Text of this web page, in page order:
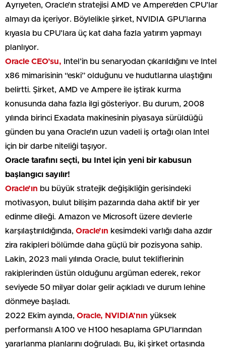
Ayrıyeten, Oracle’ın stratejisi AMD ve Ampere’den CPU’lar
almayı da içeriyor. Böylelikle şirket, NVIDIA GPU’larına
kıyasla bu CPU’lara üç kat daha fazla yatırım yapmayı
planlıyor.
Oracle CEO’su, Intel’in bu senaryodan çıkarıldığını ve Intel
x86 mimarisinin “eski” olduğunu ve hudutlarına ulaştığını
belirtti. Şirket, AMD ve Ampere ile iştirak kurma
konusunda daha fazla ilgi gösteriyor. Bu durum, 2008
yılında birinci Exadata makinesinin piyasaya sürüldüğü
günden bu yana Oracle’ın uzun vadeli iş ortağı olan Intel
için bir darbe niteliği taşıyor.
Oracle tarafını seçti, bu Intel için yeni bir kabusun
başlangıcı sayılır!
Oracle’ın bu büyük stratejik değişikliğin gerisindeki
motivasyon, bulut bilişim pazarında daha aktif bir yer
edinme dileği. Amazon ve Microsoft üzere devlerle
karşılaştırıldığında, Oracle’ın kesimdeki varlığı daha azdır
zira rakipleri bölümde daha güçlü bir pozisyona sahip.
Lakin, 2023 mali yılında Oracle, bulut tekliflerinin
rakiplerinden üstün olduğunu argüman ederek, rekor
seviyede 50 milyar dolar gelir açıkladı ve durum lehine
dönmeye başladı.
2022 Ekim ayında, Oracle, NVIDIA’nın yüksek
performanslı A100 ve H100 hesaplama GPU’larından
yararlanma planlarını doğruladı. Bu, iki şirket ortasında